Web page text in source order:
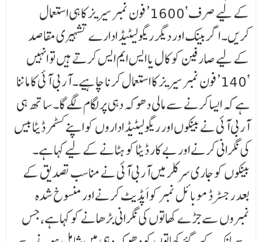
کے لیے صرف ‘1600’ فون نمبر سیریز کا ہی استعمال
کریں۔ اگر بینک اور دیگر ریگولیٹیڈ ادارے تشہیری مقاصد
کے لیے صارفین کو کال یا ایس ایم ایس کرتے ہیں تو انہیں
‘140’ فون نمبر سیریز کا استعمال کرنا چاہیے۔ آر بی آئی کا ماننا
ہے کہ ایسا کرنے سے مالی دھوکہ دہی پر لگام لگے گا۔ ساتھ ہی
آر بی آئی نے بینکوں اور ریگولیٹیڈ اداروں کو اپنے کسٹمر ڈیٹا بیس
کی نگرانی کرنے اور بے کار ڈیٹا کو ہٹانے کے لیے کہا ہے۔
بینکوں کو جاری سرکلر میں آر بی آئی نے مناسب تصدیق کے
بعد رجسٹرڈ موبائل نمبر کو اَپڈیٹ کرنے اور منسوخ شدہ
نمبروں سے جڑے کھاتوں کی نگرانی بڑھانے کو کہا ہے، جس